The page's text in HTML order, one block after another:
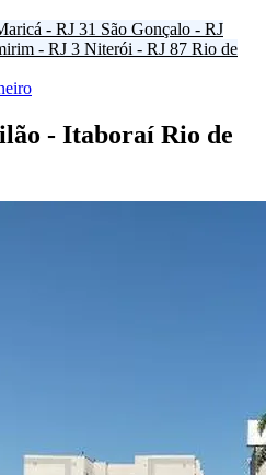
- RJ 31 São Gonçalo - RJ
- RJ 3 Niterói - RJ 87 Rio de
- Itaboraí Rio de